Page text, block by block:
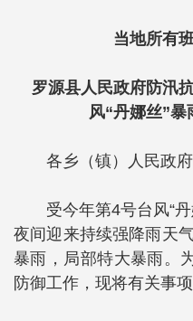
当地所有
罗源县人民政府防汛
风“丹娜丝”暴
各乡（镇）人民政
受今年第4号台风“
夜间迎来持续强降雨天
暴雨，局部特大暴雨。
防御工作，现将有关事